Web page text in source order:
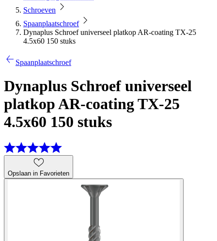
Schroeven
Spaanplaatschroef
Dynaplus Schroef universeel platkop AR-coating TX-25
4.5x60 150 stuks
Spaanplaatschroef
Dynaplus Schroef universeel
platkop AR-coating TX-25
4.5x60 150 stuks
Opslaan in Favorieten